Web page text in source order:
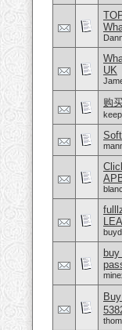
UK
购